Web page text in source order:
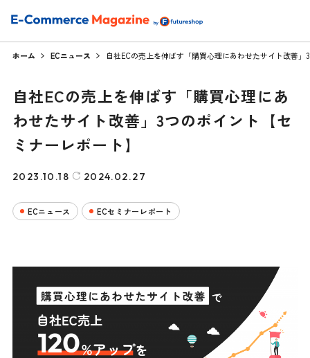
ホーム ECニュース 自社ECの売上を伸ばす「購買心理にあわせたサイト改善
自社ECの売上を伸ばす「購買心理にあ
わせたサイト改善」3つのポイント【セ
ミナーレポート】
2023.10.18 2024.02.27
ECニュース ECセミナーレポート